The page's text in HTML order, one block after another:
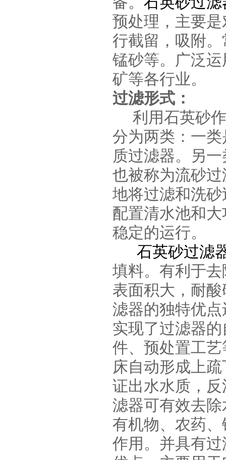
预处理，主要
行截留，吸附
锰砂等。广泛
矿等各行业。
过滤形式：
利用石英砂作
分为两类：一类
质过滤器。另
也被称为流砂
地将过滤和洗砂
配置清水池和
稳定的运行。
石英砂过滤
填料。有利于
表面积大，耐
滤器的独特优
实现了过滤器
件、预处置工
床自动形成上
证出水水质，
滤器可有效去
有机物、农药
作用。并具有